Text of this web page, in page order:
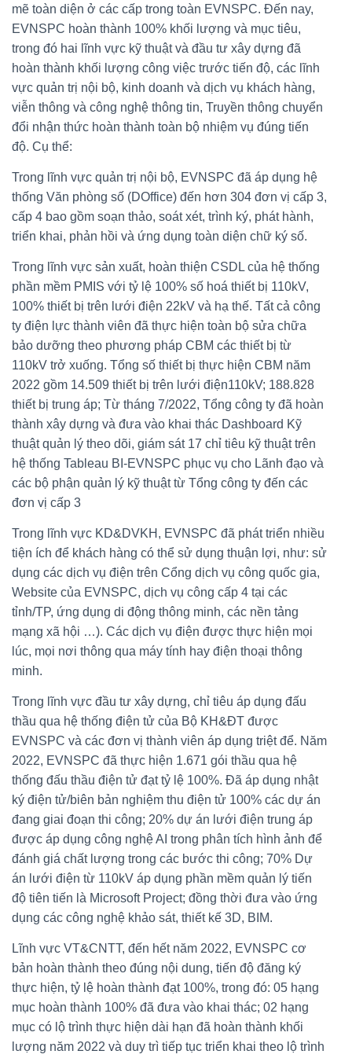
mẽ toàn diện ở các cấp trong toàn EVNSPC. Đến nay,
EVNSPC hoàn thành 100% khối lượng và mục tiêu,
trong đó hai lĩnh vực kỹ thuật và đầu tư xây dựng đã
hoàn thành khối lượng công việc trước tiến độ, các lĩnh
vực quản trị nội bộ, kinh doanh và dịch vụ khách hàng,
viễn thông và công nghệ thông tin, Truyền thông chuyển
đổi nhận thức hoàn thành toàn bộ nhiệm vụ đúng tiến
độ. Cụ thể:
Trong lĩnh vực quản trị nội bộ, EVNSPC đã áp dụng hệ
thống Văn phòng số (DOffice) đến hơn 304 đơn vị cấp 3,
cấp 4 bao gồm soạn thảo, soát xét, trình ký, phát hành,
triển khai, phản hồi và ứng dụng toàn diện chữ ký số.
Trong lĩnh vực sản xuất, hoàn thiện CSDL của hệ thống
phần mềm PMIS với tỷ lệ 100% số hoá thiết bị 110kV,
100% thiết bị trên lưới điện 22kV và hạ thế. Tất cả công
ty điện lực thành viên đã thực hiện toàn bộ sửa chữa
bảo dưỡng theo phương pháp CBM các thiết bị từ
110kV trở xuống. Tổng số thiết bị thực hiện CBM năm
2022 gồm 14.509 thiết bị trên lưới điện110kV; 188.828
thiết bị trung áp; Từ tháng 7/2022, Tổng công ty đã hoàn
thành xây dựng và đưa vào khai thác Dashboard Kỹ
thuật quản lý theo dõi, giám sát 17 chỉ tiêu kỹ thuật trên
hệ thống Tableau BI-EVNSPC phục vụ cho Lãnh đạo và
các bộ phận quản lý kỹ thuật từ Tổng công ty đến các
đơn vị cấp 3
Trong lĩnh vực KD&DVKH, EVNSPC đã phát triển nhiều
tiện ích để khách hàng có thể sử dụng thuận lợi, như: sử
dụng các dịch vụ điện trên Cổng dịch vụ công quốc gia,
Website của EVNSPC, dịch vụ công cấp 4 tại các
tỉnh/TP, ứng dụng di động thông minh, các nền tảng
mạng xã hội …). Các dịch vụ điện được thực hiện mọi
lúc, mọi nơi thông qua máy tính hay điện thoại thông
minh.
Trong lĩnh vực đầu tư xây dựng, chỉ tiêu áp dụng đấu
thầu qua hệ thống điện tử của Bộ KH&ĐT được
EVNSPC và các đơn vị thành viên áp dụng triệt để. Năm
2022, EVNSPC đã thực hiện 1.671 gói thầu qua hệ
thống đấu thầu điện tử đạt tỷ lệ 100%. Đã áp dụng nhật
ký điện tử/biên bản nghiệm thu điện tử 100% các dự án
đang giai đoạn thi công; 20% dự án lưới điện trung áp
được áp dụng công nghệ AI trong phân tích hình ảnh để
đánh giá chất lượng trong các bước thi công; 70% Dự
án lưới điện từ 110kV áp dụng phần mềm quản lý tiến
độ tiên tiến là Microsoft Project; đồng thời đưa vào ứng
dụng các công nghệ khảo sát, thiết kế 3D, BIM.
Lĩnh vực VT&CNTT, đến hết năm 2022, EVNSPC cơ
bản hoàn thành theo đúng nội dung, tiến độ đăng ký
thực hiện, tỷ lệ hoàn thành đạt 100%, trong đó: 05 hạng
mục hoàn thành 100% đã đưa vào khai thác; 02 hạng
mục có lộ trình thực hiện dài hạn đã hoàn thành khối
lượng năm 2022 và duy trì tiếp tục triển khai theo lộ trình